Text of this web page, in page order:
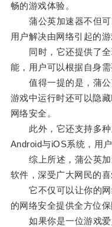
畅的游戏体验。
蒲公英加速器不但可
用户解决由网络引起的游
同时，它还提供了全
能，用户可以根据自身需
值得一提的是，蒲公
游戏中运行时还可以隐
网络安全。
此外，它还支持多种
Android与iOS系统，用
综上所述，蒲公英加
软件，深受广大网民的喜
它不仅可以让你的网
的网络安全提供全方位保
如果你是一位游戏爱